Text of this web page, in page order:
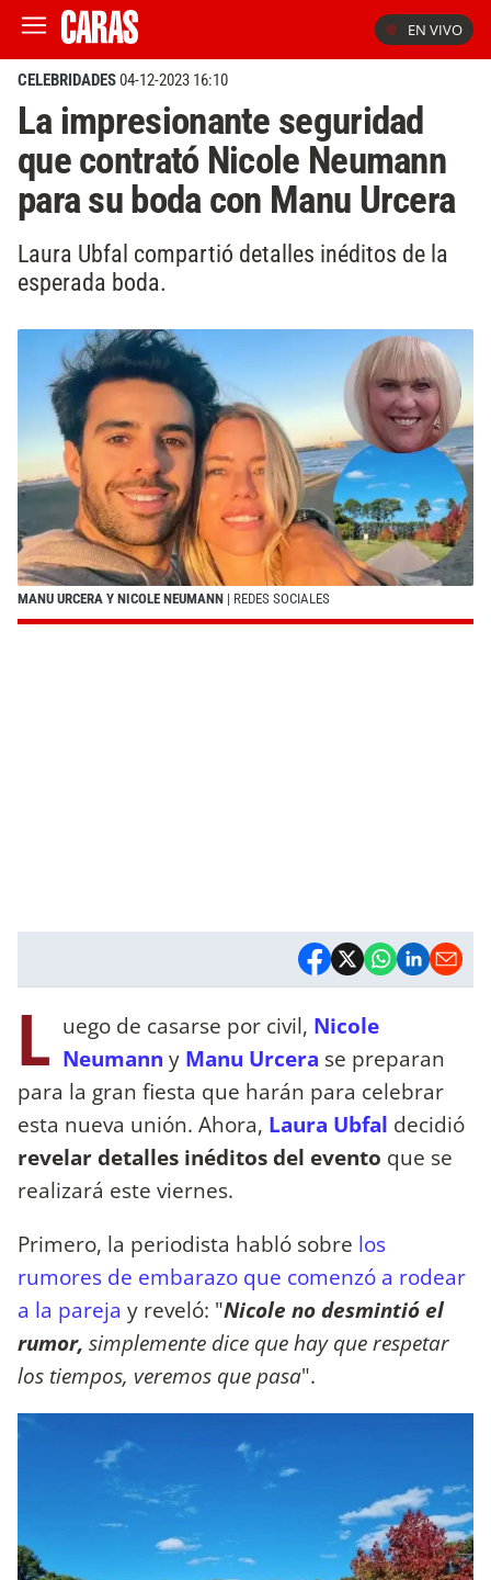
EN VIVO
CELEBRIDADES04-12-2023 16:10
La impresionante seguridad
que contrató Nicole Neumann
para su boda con Manu Urcera
Laura Ubfal compartió detalles inéditos de la
esperada boda.
MANU URCERA Y NICOLE NEUMANN | REDES SOCIALES
L uego de casarse por civil, Nicole
Neumann y Manu Urcera se preparan
para la gran fiesta que harán para celebrar
esta nueva unión. Ahora, Laura Ubfal decidió
revelar detalles inéditos del evento que se
realizará este viernes.
Primero, la periodista habló sobre los
rumores de embarazo que comenzó a rodear
a la pareja y reveló: "Nicole no desmintió el
rumor, simplemente dice que hay que respetar
los tiempos, veremos que pasa".